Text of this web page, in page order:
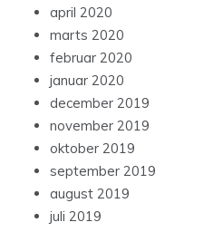
april 2020
marts 2020
februar 2020
januar 2020
december 2019
november 2019
oktober 2019
september 2019
august 2019
juli 2019